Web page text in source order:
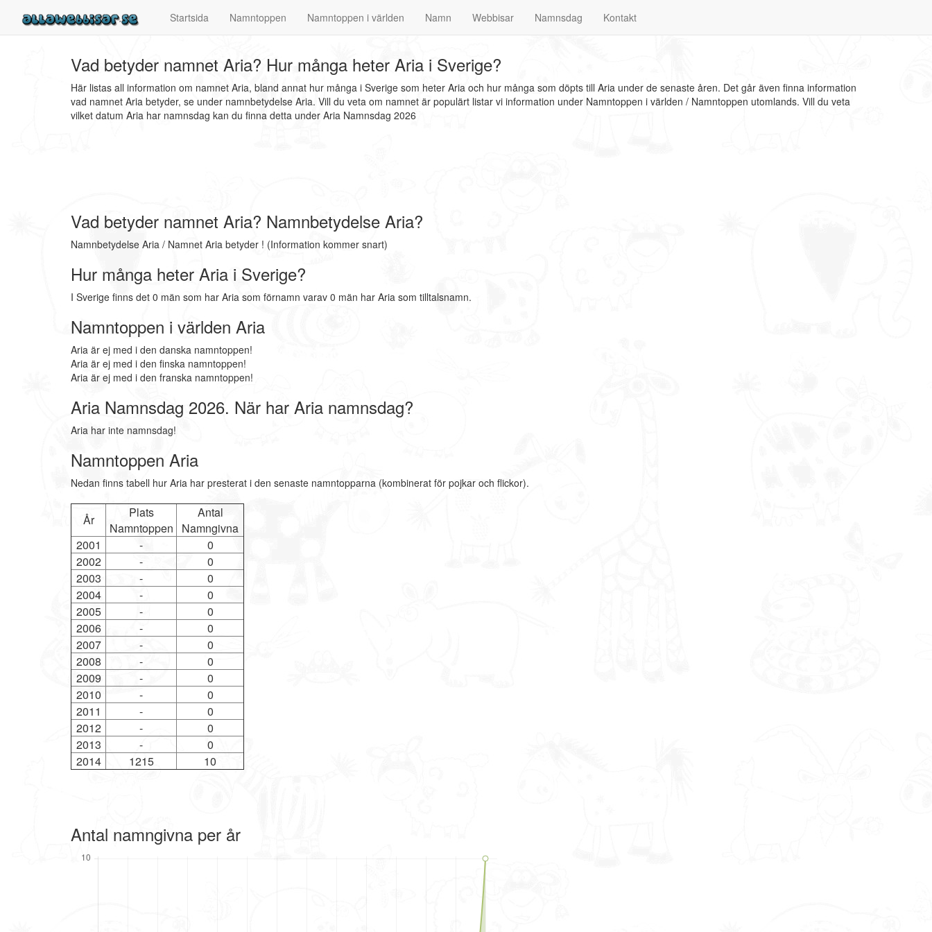
Startsida Namntoppen Namntoppen i världen Namn Webbisar Namnsdag Kontakt
Vad betyder namnet Aria? Hur många heter Aria i Sverige?
Här listas all information om namnet Aria, bland annat hur många i Sverige som heter Aria och hur många som döpts till Aria under de senaste åren. Det går även finna information
vad namnet Aria betyder, se under namnbetydelse Aria. Vill du veta om namnet är populärt listar vi information under Namntoppen i världen / Namntoppen utomlands. Vill du veta
vilket datum Aria har namnsdag kan du finna detta under Aria Namnsdag 2026
Vad betyder namnet Aria? Namnbetydelse Aria?
Namnbetydelse Aria / Namnet Aria betyder ! (Information kommer snart)
Hur många heter Aria i Sverige?
I Sverige finns det 0 män som har Aria som förnamn varav 0 män har Aria som tilltalsnamn.
Namntoppen i världen Aria
Aria är ej med i den danska namntoppen!
Aria är ej med i den finska namntoppen!
Aria är ej med i den franska namntoppen!
Aria Namnsdag 2026. När har Aria namnsdag?
Aria har inte namnsdag!
Namntoppen Aria
Nedan finns tabell hur Aria har presterat i den senaste namntopparna (kombinerat för pojkar och flickor).
År
Plats
Namntoppen
Antal
Namngivna
2001
-
0
2002
-
0
2003
-
0
2004
-
0
2005
-
0
2006
-
0
2007
-
0
2008
-
0
2009
-
0
2010
-
0
2011
-
0
2012
-
0
2013
-
0
2014
1215 10
Antal namngivna per år